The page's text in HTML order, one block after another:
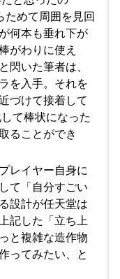
めて周囲を見回
何本も垂れ下が
がわりに使え
閃いた筆者は、
を入手。それを
づけて接着して
て棒状になった
ることができ
レイヤー自身に
て「自分すごい
設計が任天堂は
記した「立ち上
と複雑な造作物
ってみたい、と